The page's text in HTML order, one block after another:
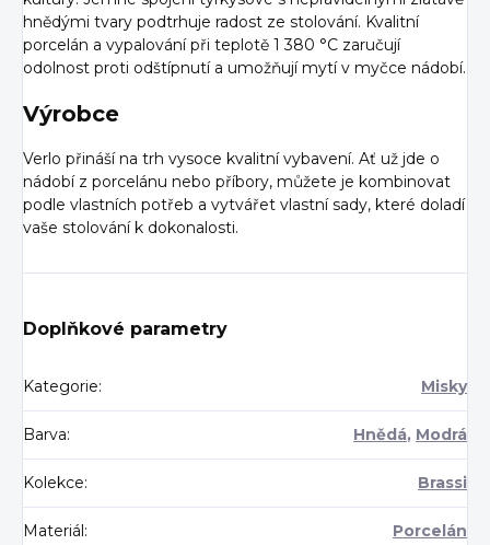
hnědými tvary podtrhuje radost ze stolování. Kvalitní
porcelán a vypalování při teplotě 1 380 °C zaručují
odolnost proti odštípnutí a umožňují mytí v myčce nádobí.
Výrobce
Verlo přináší na trh vysoce kvalitní vybavení. Ať už jde o
nádobí z porcelánu nebo příbory, můžete je kombinovat
podle vlastních potřeb a vytvářet vlastní sady, které doladí
vaše stolování k dokonalosti.
Doplňkové parametry
Kategorie: Misky
Barva: Hnědá, Modrá
Kolekce: Brassi
Materiál : Porcelán